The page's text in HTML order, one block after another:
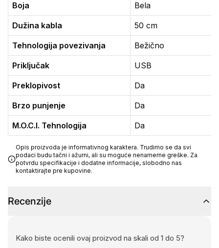
Boja Bela
Dužina kabla 50 cm
Tehnologija povezivanja Bežično
Priključak USB
Preklopivost Da
Brzo punjenje Da
M.O.C.I. Tehnologija Da
Opis proizvoda je informativnog karaktera. Trudimo se da svi
podaci budu tačni i ažurni, ali su moguće nenamerne greške. Za
potvrdu specifikacije i dodatne informacije, slobodno nas
kontaktirajte pre kupovine.
Recenzije
Kako biste ocenili ovaj proizvod na skali od 1 do 5?